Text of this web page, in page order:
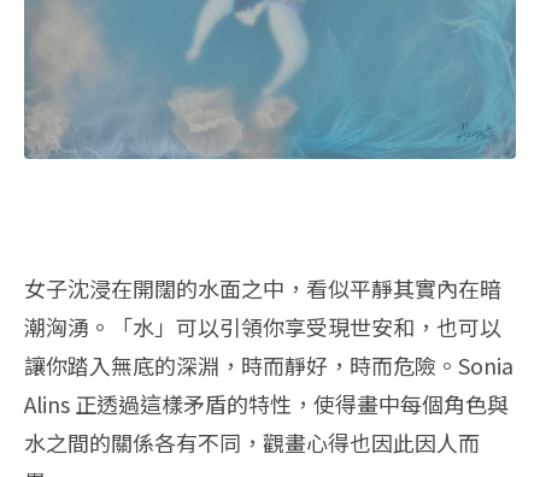
女子沈浸在開闊的水面之中，看似平靜其實內在暗
潮洶湧。「水」可以引領你享受現世安和，也可以
讓你踏入無底的深淵，時而靜好，時而危險。Sonia
Alins 正透過這樣矛盾的特性，使得畫中每個角色與
水之間的關係各有不同，觀畫心得也因此因人而